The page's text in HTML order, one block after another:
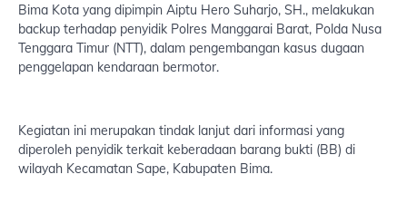
Bima Kota yang dipimpin Aiptu Hero Suharjo, SH., melakukan
backup terhadap penyidik Polres Manggarai Barat, Polda Nusa
Tenggara Timur (NTT), dalam pengembangan kasus dugaan
penggelapan kendaraan bermotor.
Kegiatan ini merupakan tindak lanjut dari informasi yang
diperoleh penyidik terkait keberadaan barang bukti (BB) di
wilayah Kecamatan Sape, Kabupaten Bima.